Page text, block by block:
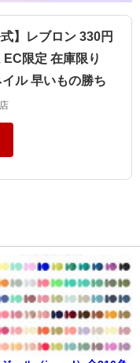
】レブロン 330円
限定 在庫限り
ル 早いもの勝ち